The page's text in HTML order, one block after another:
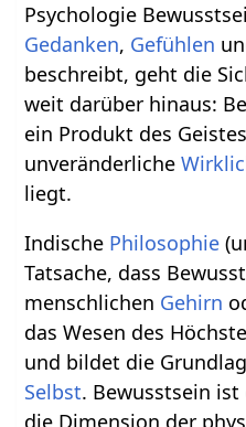
Psychologie
Gedanken, Gefühlen
beschreibt, geht die
weit darüber hinaus:
ein Produkt des
unveränderliche
liegt.
Indische Philosophie
Tatsache, dass
menschlichen Gehirn
das Wesen des
und bildet die
Selbst. Bewusstsein ist